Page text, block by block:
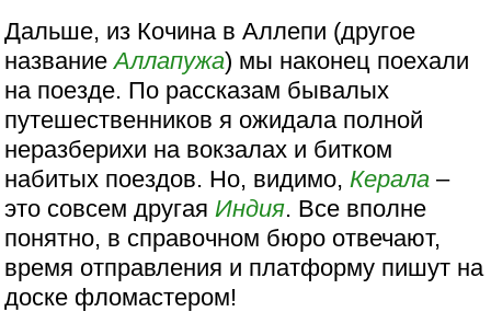
Дальше, из Кочина в Аллепи (другое
названиеАллапужа) мы наконец поехали
на поезде. По рассказам бывалых
путешественников я ожидала полной
неразберихи на вокзалах и битком
набитых поездов. Но, видимо, Керала –
это совсем другая Индия. Все вполне
понятно, в справочном бюро отвечают,
время отправления и платформу пишут на
доске фломастером!